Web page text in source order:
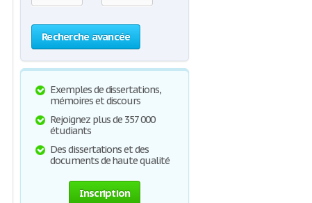
Recherche avancée
Exemples de dissertations,
mémoires et discours
Rejoignez plus de 357 000
étudiants
Des dissertations et des
documents de haute qualité
Inscription